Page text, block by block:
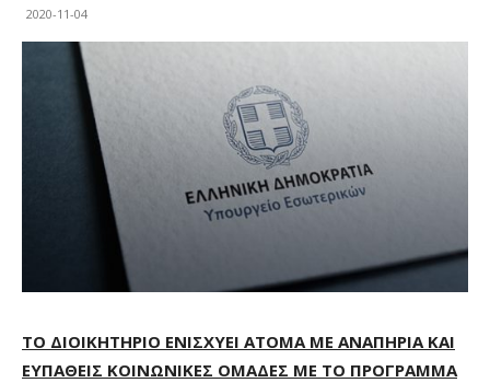
2020-11-04
ΤΟ ΔΙΟΙΚΗΤΗΡΙΟ ΕΝΙΣΧΥΕΙ ΑΤΟΜΑ ΜΕ ΑΝΑΠΗΡΙΑ ΚΑΙ
ΕΥΠΑΘΕΙΣ ΚΟΙΝΩΝΙΚΕΣ ΟΜΑΔΕΣ ΜΕ ΤΟ ΠΡΟΓΡΑΜΜΑ